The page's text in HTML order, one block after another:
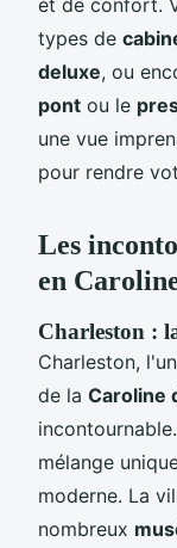
types de
deluxe, ou
pont ou le
une vue
pour rendre
Les
en
Charleston :
Charleston,
de la Caroline
mélange
moderne. La
nombreux